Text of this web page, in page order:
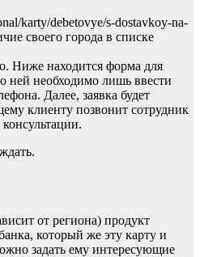
karty/debetovye/s-dostavkoy-na-
своего города в списке
Ниже находится форма для
ней необходимо лишь ввести
Далее, заявка будет
клиенту позвонит сотрудник
от региона) продукт
который же эту карту и
задать ему интересующие